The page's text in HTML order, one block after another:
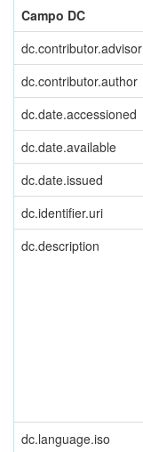
Campo DC
dc.contributor.advisor
dc.contributor.author
dc.date.accessioned
dc.date.available
dc.date.issued
dc.identifier.uri
dc.description
dc.language.iso